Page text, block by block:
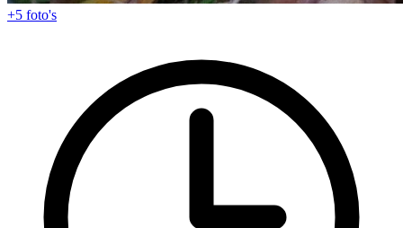
+5 foto's